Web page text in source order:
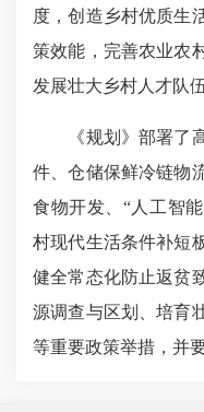
度，创造乡村优质生
策效能，完善农业农
发展壮大乡村人才队伍
《规划》部署了高
件、仓储保鲜冷链物
食物开发、“人工智
村现代生活条件补短
健全常态化防止返贫
源调查与区划、培育
等重要政策举措 ，并